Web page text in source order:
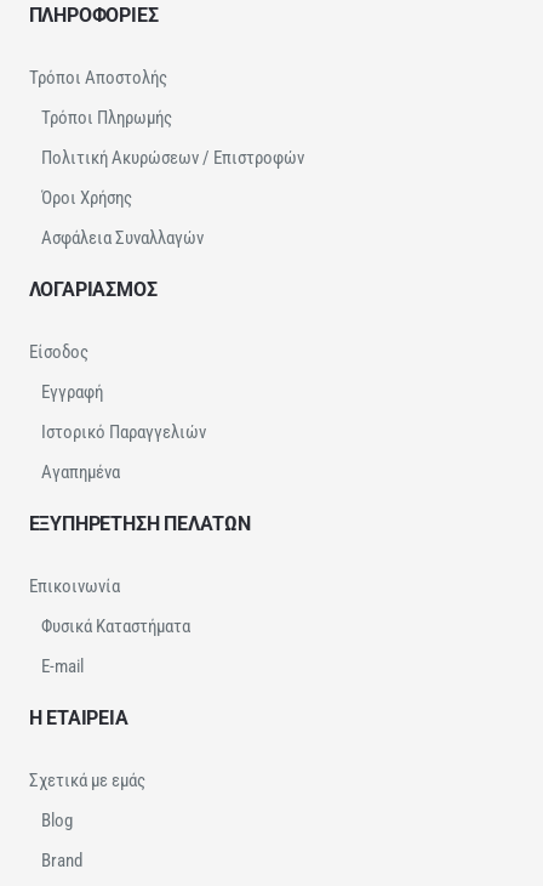
ΠΛΗΡΟΦΟΡΙΕΣ
Τρόποι Αποστολής
Τρόποι Πληρωμής
Πολιτική Ακυρώσεων / Επιστροφών
Όροι Χρήσης
Ασφάλεια Συναλλαγών
ΛΟΓΑΡΙΑΣΜΟΣ
Είσοδος
Εγγραφή
Ιστορικό Παραγγελιών
Αγαπημένα
ΕΞΥΠΗΡΕΤΗΣΗ ΠΕΛΑΤΩΝ
Επικοινωνία
Φυσικά Καταστήματα
E-mail
Η ΕΤΑΙΡΕΙΑ
Σχετικά με εμάς
Blog
Brand